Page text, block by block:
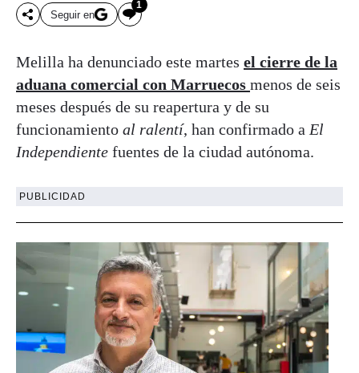
Seguir en
1
Melilla ha denunciado este martes el cierre de la
aduana comercial con Marruecos menos de seis
meses después de su reapertura y de su
funcionamiento al ralentí, han confirmado a El
Independiente fuentes de la ciudad autónoma.
PUBLICIDAD